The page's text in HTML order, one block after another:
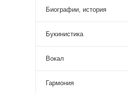
Биографии, история
Букинистика
Вокал
Гармония